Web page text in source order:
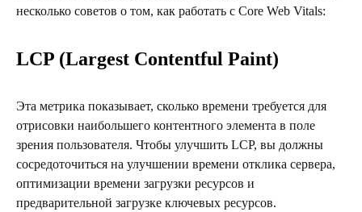
несколько советов о том, как работать с Core Web Vitals:
LCP (Largest Contentful Paint)
Эта метрика показывает, сколько времени требуется для
отрисовки наибольшего контентного элемента в поле
зрения пользователя. Чтобы улучшить LCP, вы должны
сосредоточиться на улучшении времени отклика сервера,
оптимизации времени загрузки ресурсов и
предварительной загрузке ключевых ресурсов.